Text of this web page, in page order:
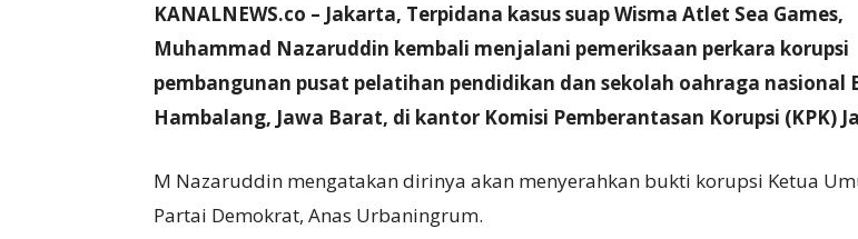
KANALNEWS.co – Jakarta, Terpidana kasus suap Wisma Atlet Sea Games,
Muhammad Nazaruddin kembali menjalani pemeriksaan perkara korupsi
pembangunan pusat pelatihan pendidikan dan sekolah oahraga nasional
Hambalang, Jawa Barat, di kantor Komisi Pemberantasan Korupsi (KPK)
M Nazaruddin mengatakan dirinya akan menyerahkan bukti korupsi Ketua
Partai Demokrat, Anas Urbaningrum.